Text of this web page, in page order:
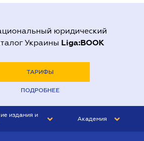
юридический
Украины Liga:BOOK
ТАРИФЫ
ПОДРОБНЕЕ
издания и
Академия